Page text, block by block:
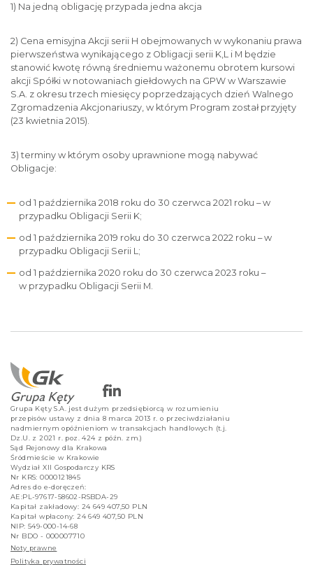
1) Na jedną obligację przypada jedna akcja
2) Cena emisyjna Akcji serii H obejmowanych w wykonaniu prawa
pierwszeństwa wynikającego z Obligacji serii K,L i M będzie
stanowić kwotę równą średniemu ważonemu obrotem kursowi
akcji Spółki w notowaniach giełdowych na GPW w Warszawie
S.A. z okresu trzech miesięcy poprzedzających dzień Walnego
Zgromadzenia Akcjonariuszy, w którym Program został przyjęty
(23 kwietnia 2015).
3) terminy w którym osoby uprawnione mogą nabywać
Obligacje:
od 1 października 2018 roku do 30 czerwca 2021 roku – w
przypadku Obligacji Serii K;
od 1 października 2019 roku do 30 czerwca 2022 roku – w
przypadku Obligacji Serii L;
od 1 października 2020 roku do 30 czerwca 2023 roku –
w przypadku Obligacji Serii M.
Grupa Kęty S.A. jest dużym przedsiębiorcą w rozumieniu
przepisów ustawy z dnia 8 marca 2013 r. o przeciwdziałaniu
nadmiernym opóźnieniom w transakcjach handlowych (t.j.
Dz.U. z 2021 r. poz. 424 z późn. zm.)
Sąd Rejonowy dla Krakowa
Śródmieście w Krakowie
Wydział XII Gospodarczy KRS
Nr KRS: 0000121845
Adres do e-doręczeń:
AE:PL-97617-58602-RSBDA-29
Kapitał zakładowy: 24 649 407,50 PLN
Kapitał wpłacony: 24 649 407,50 PLN
NIP: 549-000-14-68
Nr BDO - 000007710
Noty prawne
Polityka prywatności